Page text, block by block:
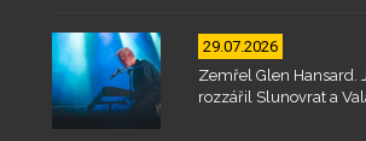
29.07.2026
Zemřel Glen Hansard.
rozzářil Slunovrat a